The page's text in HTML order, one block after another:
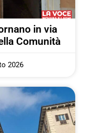
in via
Comunità
2026